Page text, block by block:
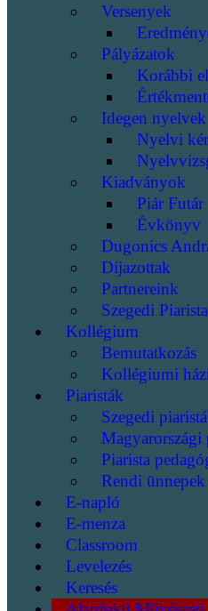
Versenyek
Pályázatok
Korábbi
Idegen nyelvek
Nyelvi
Kiadványok
Piár Futár
Évkönyv
Dugonics
Díjazottak
Partnereink
Szegedi
Kollégium
Bemutatkozás
Kollégiumi
Piaristák
Szegedi
Magyarországi
Piarista
Rendi
E-napló
E-menza
Classroom
Levelezés
Keresés